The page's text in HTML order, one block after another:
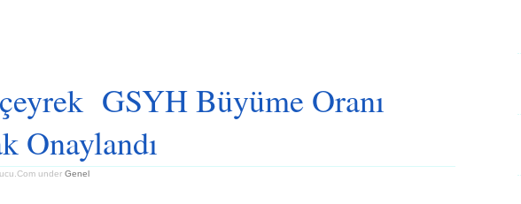
GSYH Büyüme Oranı
Onaylandı
under Genel